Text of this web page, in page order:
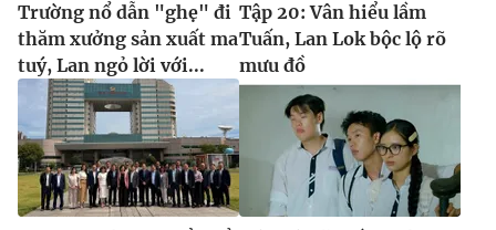
Trường nổ dẫn "ghẹ" đi
thăm xưởng sản xuất ma
tuý, Lan ngỏ lời với...
Tập 20: Vân hiểu lầm
Tuấn, Lan Lok bộc lộ rõ
mưu đồ